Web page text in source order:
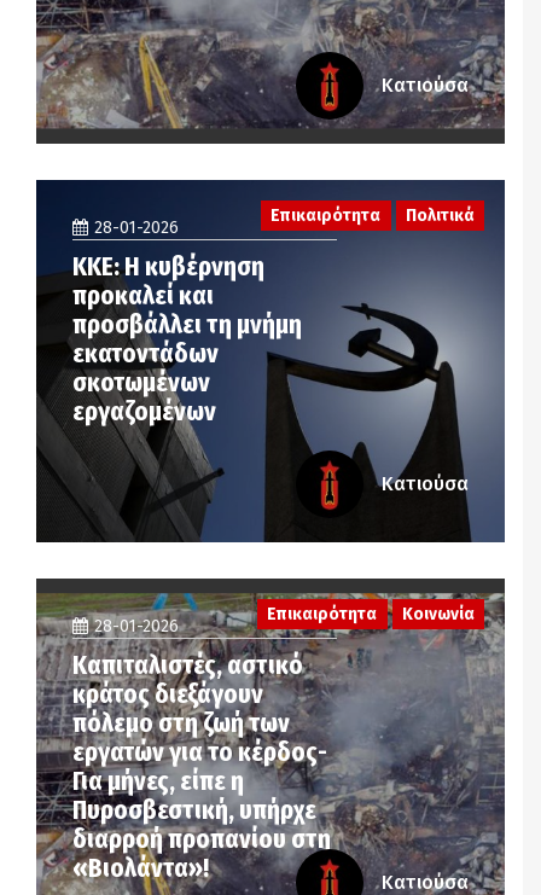
Κατιούσα
28-01-2026
ΚΚΕ: Η κυβέρνηση
προκαλεί και
προσβάλλει τη μνήμη
εκατοντάδων
σκοτωμένων
εργαζομένων
Επικαιρότητα Πολιτικά
Κατιούσα
28-01-2026
Καπιταλιστές, αστικό
κράτος διεξάγουν
πόλεμο στη ζωή των
εργατών για το κέρδος-
Για μήνες, είπε η
Πυροσβεστική, υπήρχε
διαρροή προπανίου στη
«Βιολάντα»!
Επικαιρότητα Κοινωνία
Κατιούσα